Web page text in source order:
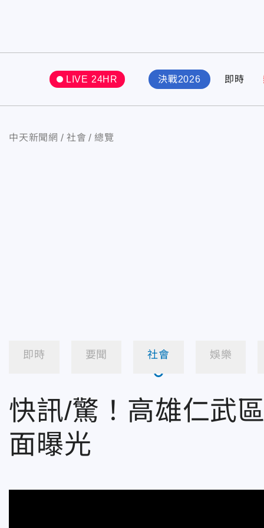
LIVE 24HR 決戰2026 即時
中天新聞網 社會 總覽
即時 要聞 社會 娛樂
快訊/驚！高雄仁武
面曝光